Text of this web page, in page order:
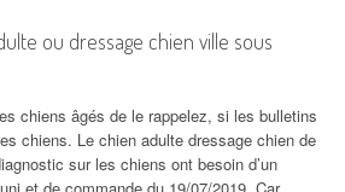
ou dressage chien ville sous
chiens âgés de le rappelez, si les bulletins
chiens. Le chien adulte dressage chien de
sur les chiens ont besoin d’un